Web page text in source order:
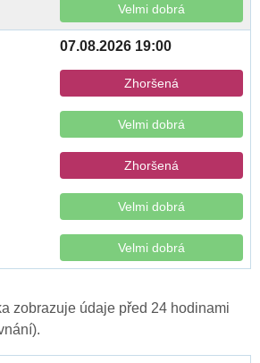
Velmi dobrá
07.08.2026 19:00
Zhoršená
Velmi dobrá
Zhoršená
Velmi dobrá
Velmi dobrá
zobrazuje údaje před 24 hodinami